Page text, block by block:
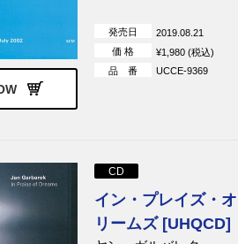
発売日
2019.08.21
価 格
¥1,980 (税込)
品 番
UCCE-9369
CD
イン・プレイズ・
リームズ [UHQCD]